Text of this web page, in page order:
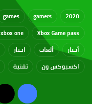
2020
gamers
games
Xbox Game pass
xbox one
أخبار
ألعاب اخبار
اكسبوكس ون
تقنية